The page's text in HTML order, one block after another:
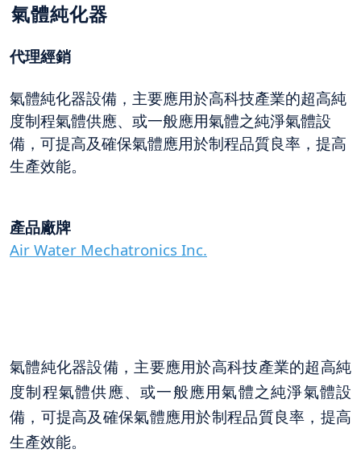
氣體純化器
代理經銷
氣體純化器設備，主要應用於高科技產業的超高純
度制程氣體供應、或一般應用氣體之純淨氣體設
備，可提高及確保氣體應用於制程品質良率，提高
生產效能。
產品廠牌
Air Water Mechatronics Inc.
氣體純化器設備，主要應用於高科技產業的超高純
度制程氣體供應、或一般應用氣體之純淨氣體設
備，可提高及確保氣體應用於制程品質良率，提高
生產效能。